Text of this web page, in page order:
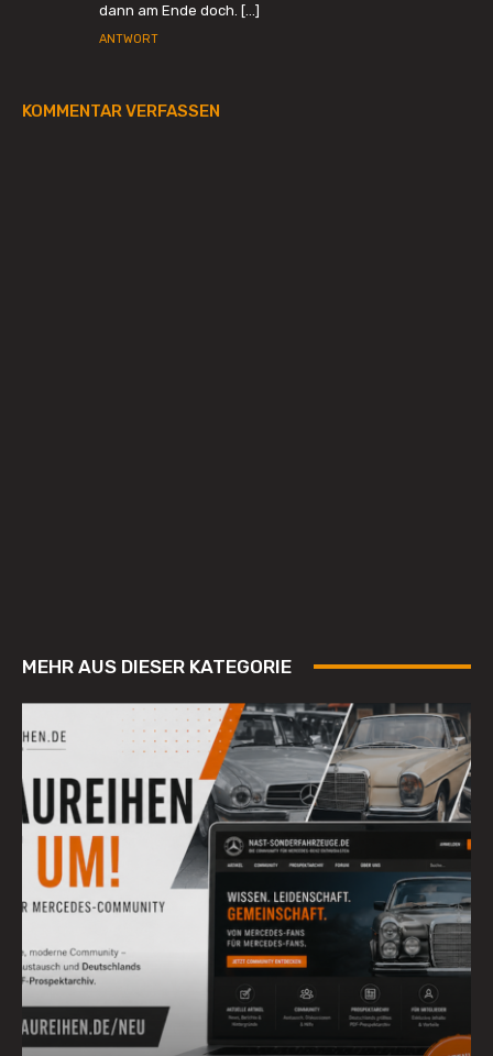
dann am Ende doch. […]
ANTWORT
KOMMENTAR VERFASSEN
MEHR AUS DIESER KATEGORIE